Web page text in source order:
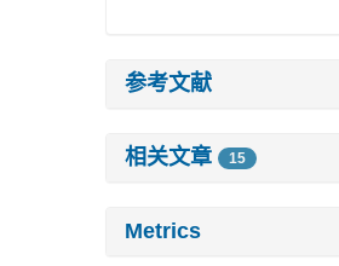
参考文献
相关文章 15
Metrics